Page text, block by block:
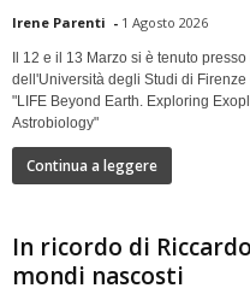
Irene Parenti - 1 Agosto 2026
Il 12 e il 13 Marzo si è tenuto
dell'Università degli Studi di
"LIFE Beyond Earth. Exploring
Astrobiology"
Continua a leggere
In ricordo di
mondi nascosti